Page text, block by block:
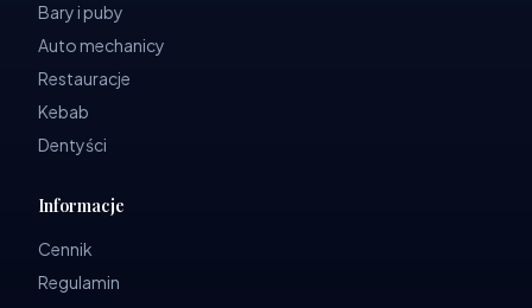
Bary i puby
Auto mechanicy
Restauracje
Kebab
Dentyści
Informacje
Cennik
Regulamin